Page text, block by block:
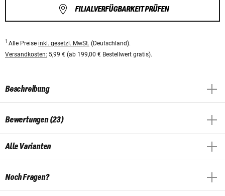
FILIALVERFÜGBARKEIT PRÜFEN
1 Alle Preise inkl. gesetzl. MwSt. (Deutschland).
Versandkosten: 5,99 € (ab 199,00 € Bestellwert gratis).
Beschreibung
Bewertungen (23)
Alle Varianten
Noch Fragen?